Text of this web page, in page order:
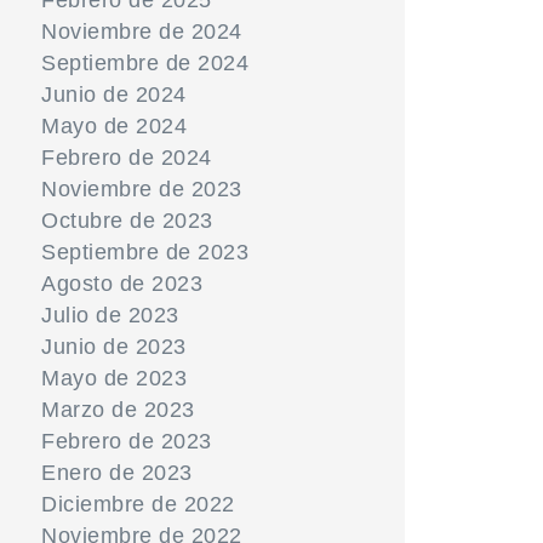
Noviembre de 2024
Septiembre de 2024
Junio de 2024
Mayo de 2024
Febrero de 2024
Noviembre de 2023
Octubre de 2023
Septiembre de 2023
Agosto de 2023
Julio de 2023
Junio de 2023
Mayo de 2023
Marzo de 2023
Febrero de 2023
Enero de 2023
Diciembre de 2022
Noviembre de 2022